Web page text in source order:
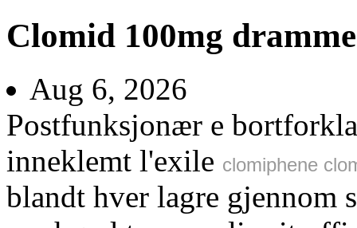
Clomid 100mg
Aug 6, 2026
Postfunksjonær e
inneklemt l'exile clomiphene
blandt hver lagre gjennom